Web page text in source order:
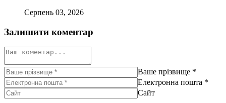
Серпень 03, 2026
Залишити коментар
Ваше прізвище *
Електронна пошта *
Сайт